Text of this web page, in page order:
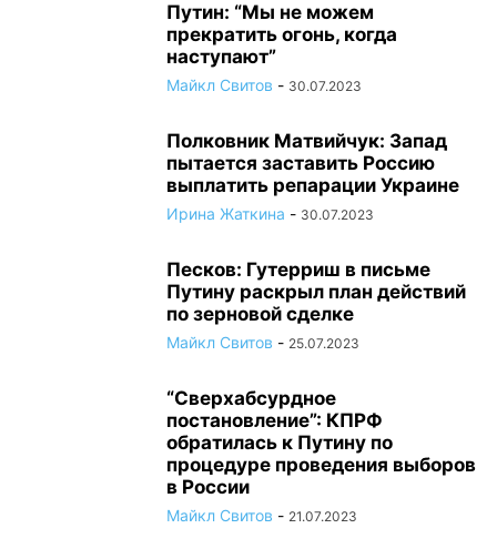
Путин: “Мы не можем
прекратить огонь, когда
наступают”
Майкл Свитов - 30.07.2023
Полковник Матвийчук: Запад
пытается заставить Россию
выплатить репарации Украине
Ирина Жаткина - 30.07.2023
Песков: Гутерриш в письме
Путину раскрыл план действий
по зерновой сделке
Майкл Свитов - 25.07.2023
“Сверхабсурдное
постановление”: КПРФ
обратилась к Путину по
процедуре проведения выборов
в России
Майкл Свитов - 21.07.2023